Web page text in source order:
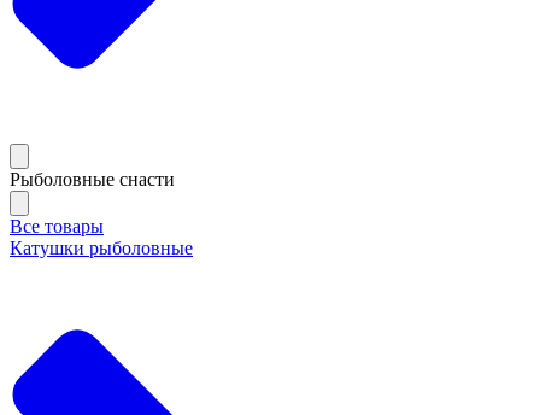
Рыболовные снасти
Все товары
Катушки рыболовные